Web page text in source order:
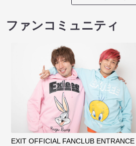
ファンコミュニティ
EXIT OFFICIAL FANCLUB ENTRANCE